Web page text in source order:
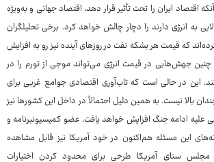
اقتصاد ایران را تحت تأثیر قرار دهد، اقتصاد جهانی و به‌ویژه
به انرژی دارند را دچار چالش خواهد کرد. برخی تحلیلگران
که قیمت هر بشکه نفت در روزهای آینده نیز رو به افزایش
جهش‌هایی در قیمت انرژی می‌تواند موجی از تورم را در
این در حالی است که تاب‌آوری اقتصادی جوامع غربی برای
بالا نیست. به همین دلیل احتمالاً در داخل این کشورها نیز
علیه ادامه جنگ افزایش خواهد یافت. عضو کمیسیونبرنامه و
این مسئله هم‌اکنون در خود آمریکا نیز قابل مشاهده
مجلس سنای آمریکا طرحی برای محدود کردن اختیارات